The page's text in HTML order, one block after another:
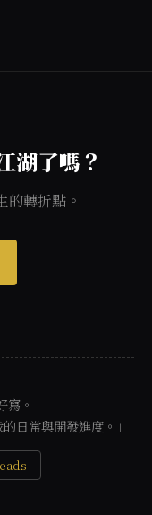
湖了嗎？
的轉折點。
寫。
日常與開發進度。」